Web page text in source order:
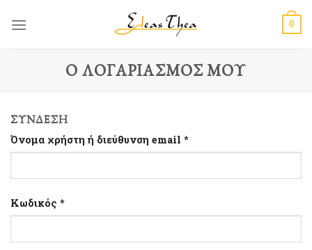
0
Ο ΛΟΓΑΡΙΑΣΜΌΣ ΜΟΥ
ΣΎΝΔΕΣΗ
Όνομα χρήστη ή διεύθυνση email *
Κωδικός *